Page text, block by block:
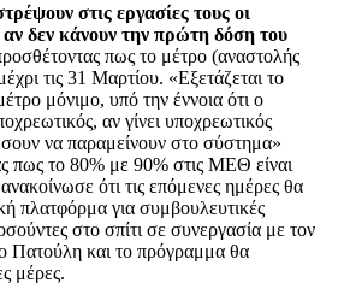
στις εργασίες τους οι
αν δεν κάνουν την πρώτη δόση του
πως το μέτρο (αναστολής
τις 31 Μαρτίου. «Εξετάζεται το
μόνιμο, υπό την έννοια ότι ο
αν γίνει υποχρεωτικός
να παραμείνουν στο σύστημα»
πως το 80% με 90% στις ΜΕΘ είναι
ότι τις επόμενες ημέρες θα
πλατφόρμα για συμβουλευτικές
στο σπίτι σε συνεργασία με τον
Πατούλη και το πρόγραμμα θα
μέρες.